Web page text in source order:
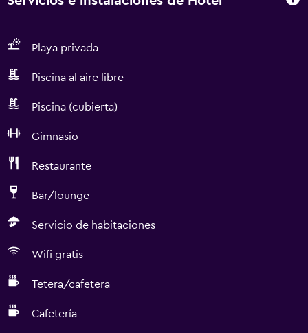
Playa privada
Piscina al aire libre
Piscina (cubierta)
Gimnasio
Restaurante
Bar/lounge
Servicio de habitaciones
Wifi gratis
Tetera/cafetera
Cafetería